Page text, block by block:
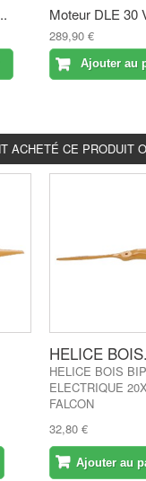
Moteur DLE 30
289,90 €
Ajouter au
ACHETÉ CE PRODUIT
HELICE
HELICE BOIS
ELECTRIQUE
FALCON
32,80 €
Ajouter au